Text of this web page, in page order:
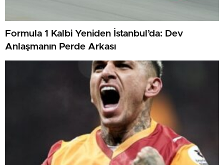
Formula 1 Kalbi Yeniden İstanbul’da: Dev
Anlaşmanın Perde Arkası